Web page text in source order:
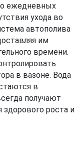
о ежедневных
ухода во
автополива
им
времени.
в вазоне. Вода
в
получают
здорового роста и